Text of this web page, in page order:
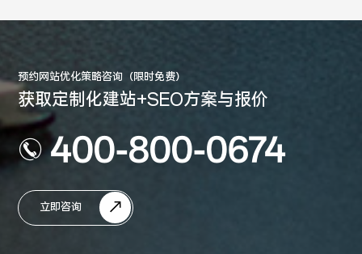
预约网站优化策略咨询（限时免费）
获取定制化建站+SEO方案与报价
400-800-0674
立即咨询